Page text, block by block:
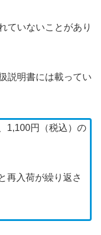
ていないことがあり
説明書には載ってい
1,100円（税込）の
再入荷が繰り返さ